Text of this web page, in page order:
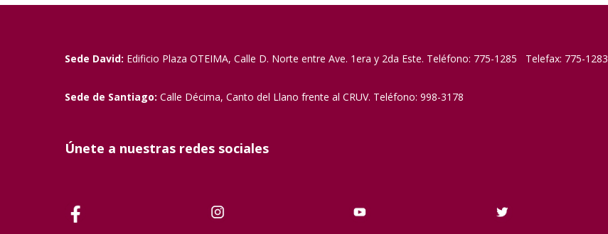
Sede David: Edificio Plaza OTEIMA, Calle D. Norte entre Ave. 1era y 2da Este. Teléfono: 775-1285 Telefax: 775-1283
Sede de Santiago: Calle Décima, Canto del Llano frente al CRUV. Teléfono: 998-3178
Únete a nuestras redes sociales